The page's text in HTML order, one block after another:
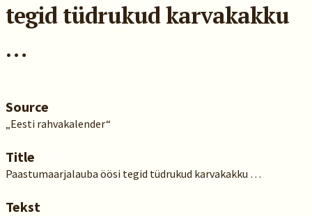
tegid tüdrukud karvakakku
…
Source
„Eesti rahvakalender“
Title
Paastumaarjalauba öösi tegid tüdrukud karvakakku …
Tekst